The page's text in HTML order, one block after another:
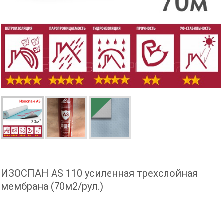
ИЗОСПАН АS 110 усиленная трехслойная
мембрана (70м2/рул.)